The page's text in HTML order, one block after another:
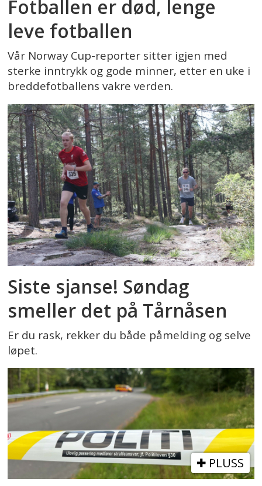
Fotballen er død, lenge
leve fotballen
Vår Norway Cup-reporter sitter igjen med
sterke inntrykk og gode minner, etter en uke i
breddefotballens vakre verden.
Siste sjanse! Søndag
smeller det på Tårnåsen
Er du rask, rekker du både påmelding og selve
løpet.
PLUSS